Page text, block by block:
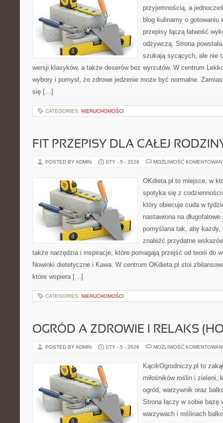
przyjemnością, a
blog kulinarny o
przepisy łączą łatwość
odżywczą. Strona
szukają sycących, ale nie
wersji klasyków, a także deserów bez wyrzutów. W centrum
wybory i pomysł, że zdrowe jedzenie może być normalne.
się […]
CATEGORIES: NIERUCHOMOŚCI
FIT PRZEPISY DLA CAŁEJ
POSTED BY ADMIN STY - 5 - 2026 MOŻLIWOŚĆ
OKdieta.pl to miejsce, w
spotyka się z
który obiecuje cuda w
nastawiona na
pomyślana tak, aby każdy,
znaleźć przydatne
także narzędzia i inspiracje, które pomagają przejść od teorii do
Nowinki dietetyczne i Kawa. W centrum OKdieta.pl stoi
które wspiera […]
CATEGORIES: NIERUCHOMOŚCI
OGRÓD A ZDROWIE I RELAKS
POSTED BY ADMIN STY - 5 - 2026 MOŻLIWOŚĆ
KącikOgrodniczy.pl to
miłośników roślin i zieleni,
ogród, warzywnik oraz
Strona łączy w sobie bazę
warzywach i roślinach